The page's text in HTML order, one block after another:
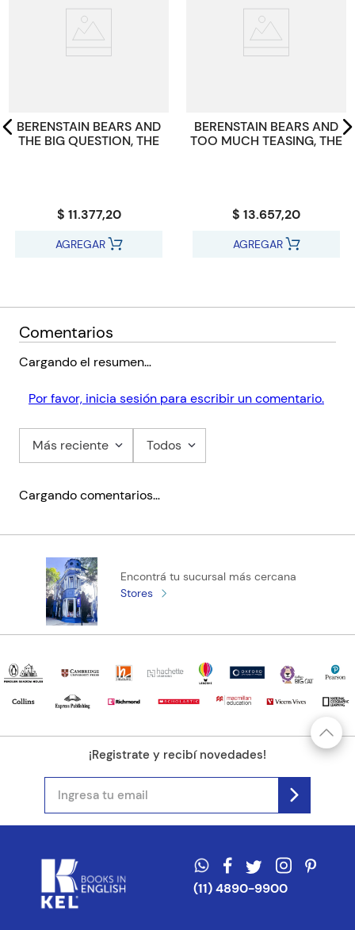
9789925313105
Código KEL 3540351
BERENSTAIN BEARS AND
THE BIG QUESTION, THE
$ 11.377,20
AGREGAR
BERENSTAIN BEARS AND
TOO MUCH TEASING, THE
$ 13.657,20
AGREGAR
Comentarios
Cargando el resumen…
Por favor, inicia sesión para escribir un comentario.
Más reciente Todos
Cargando comentarios…
Encontrá tu sucursal más cercana
Stores
¡Registrate y recibí novedades!
(11) 4890-9900